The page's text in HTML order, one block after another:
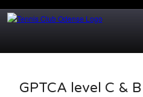
GPTCA level C &